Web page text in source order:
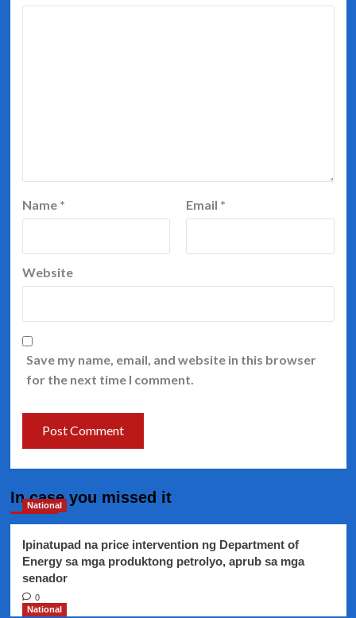
Name * Email *
Website
Save my name, email, and website in this browser
for the next time I comment.
In case you missed it
National
Ipinatupad na price intervention ng Department of
Energy sa mga produktong petrolyo, aprub sa mga
senador
0
National